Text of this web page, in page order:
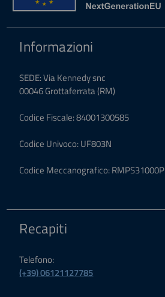
Informazioni
SEDE: Via Kennedy snc
00046 Grottaferrata (RM)
Codice Fiscale: 84001300585
Codice Univoco: UF803N
Codice Meccanografico: RMPS31000P
Recapiti
Telefono:
(+39) 06121127785